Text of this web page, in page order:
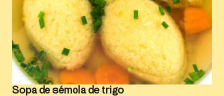
Sopa de sémola de trigo